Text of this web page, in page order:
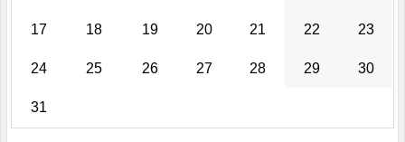
17 18 19 20 21 22 23
24 25 26 27 28 29 30
31